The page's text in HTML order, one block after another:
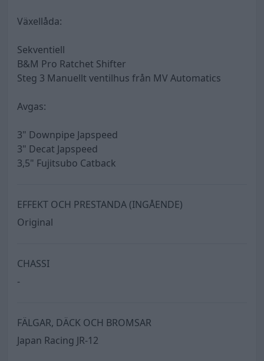
Växellåda:
Sekventiell
B&M Pro Ratchet Shifter
Steg 3 Manuellt ventilhus från MV Automatics
Avgas:
3" Downpipe Japspeed
3" Decat Japspeed
3,5" Fujitsubo Catback
EFFEKT OCH PRESTANDA (INGÅENDE)
Original
CHASSI
-
FÄLGAR, DÄCK OCH BROMSAR
Japan Racing JR-12